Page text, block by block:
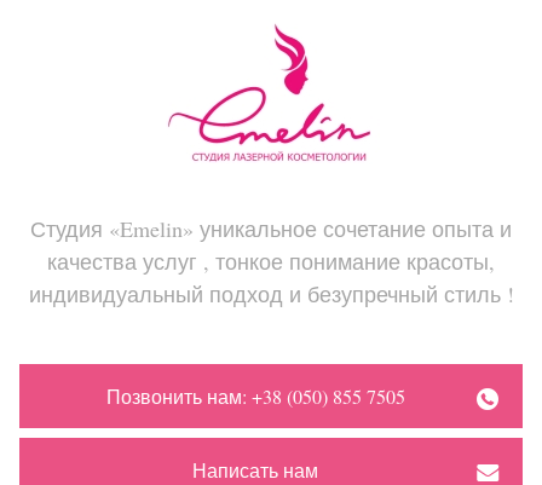
Студия «Emelin» уникальное сочетание опыта и
качества услуг , тонкое понимание красоты,
индивидуальный подход и безупречный стиль !
Позвонить нам: +38 (050) 855 7505
Написать нам